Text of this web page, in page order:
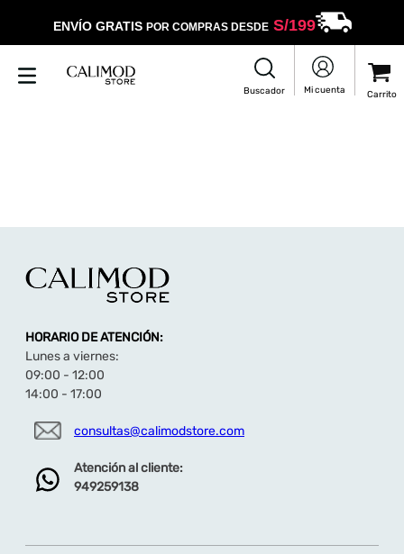
ENVÍO GRATIS POR COMPRAS DESDES/199
HORARIO DE ATENCIÓN:
Lunes a viernes:
09:00 - 12:00
14:00 - 17:00
consultas@calimodstore.com
Atención al cliente:
949259138